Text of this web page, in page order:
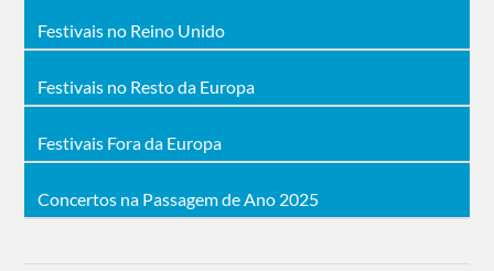
Festivais no Reino Unido
Festivais no Resto da Europa
Festivais Fora da Europa
Concertos na Passagem de Ano 2025